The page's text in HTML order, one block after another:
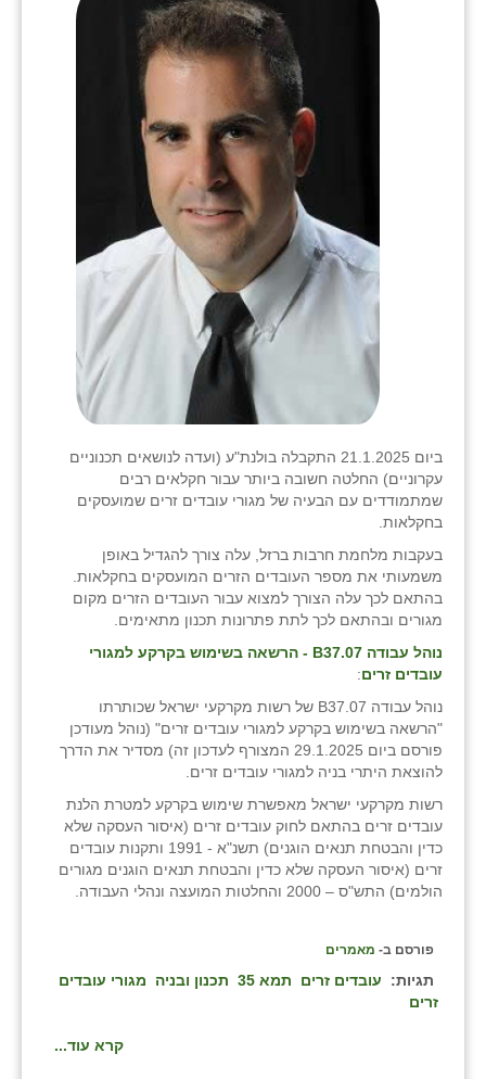
ביום 21.1.2025 התקבלה בולנת"ע (ועדה לנושאים תכנוניים
עקרוניים) החלטה חשובה ביותר עבור חקלאים רבים
שמתמודדים עם הבעיה של מגורי עובדים זרים שמועסקים
בחקלאות.
בעקבות מלחמת חרבות ברזל, עלה צורך להגדיל באופן
משמעותי את מספר העובדים הזרים המועסקים בחקלאות.
בהתאם לכך עלה הצורך למצוא עבור העובדים הזרים מקום
מגורים ובהתאם לכך לתת פתרונות תכנון מתאימים.
נוהל עבודה
B 37.07 - הרשאה בשימוש בקרקע למגורי
עובדים זרים:
נוהל עבודה B37.07 של רשות מקרקעי ישראל שכותרתו
"הרשאה בשימוש בקרקע למגורי עובדים זרים" (נוהל מעודכן
פורסם ביום 29.1.2025 המצורף לעדכון זה) מסדיר את הדרך
להוצאת היתרי בניה למגורי עובדים זרים.
רשות מקרקעי ישראל מאפשרת שימוש בקרקע למטרת הלנת
עובדים זרים בהתאם לחוק עובדים זרים (איסור העסקה שלא
כדין והבטחת תנאים הוגנים) תשנ"א - 1991 ותקנות עובדים
זרים (איסור העסקה שלא כדין והבטחת תנאים הוגנים מגורים
הולמים) התש"ס – 2000 והחלטות המועצה ונהלי העבודה.
פורסם ב- מאמרים
תגיות: עובדים זרים תמא 35 תכנון ובניה
מגורי עובדים
זרים
קרא עוד...